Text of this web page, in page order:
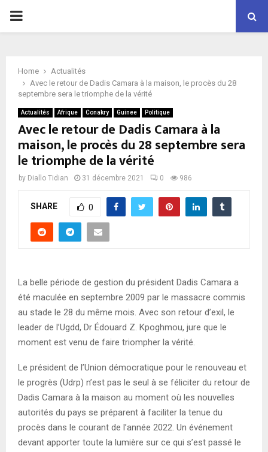
P
M
A
E
N
U
Home
Actualités
Avec le retour de Dadis Camara à la maison, le procès du 28
septembre sera le triomphe de la vérité
Actualités Afrique Conakry Guinee Politique
Avec le retour de Dadis Camara à la
maison, le procès du 28 septembre sera
le triomphe de la vérité
by Diallo Tidian 31 décembre 2021 0 986
SHARE 0
La belle période de gestion du président Dadis Camara a
été maculée en septembre 2009 par le massacre commis
au stade le 28 du même mois. Avec son retour d’exil, le
leader de l’Ugdd, Dr Édouard Z. Kpoghmou, jure que le
moment est venu de faire triompher la vérité.
Le président de l’Union démocratique pour le renouveau et
le progrès (Udrp) n’est pas le seul à se féliciter du retour de
Dadis Camara à la maison au moment où les nouvelles
autorités du pays se préparent à faciliter la tenue du
procès dans le courant de l’année 2022. Un événement
devant apporter toute la lumière sur ce qui s’est passé le